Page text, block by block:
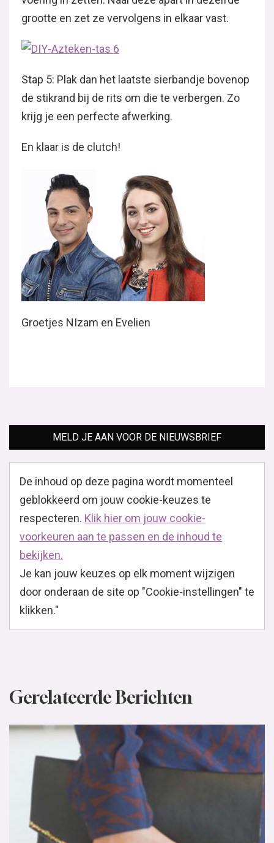
grootte en zet ze vervolgens in elkaar vast.
Stap 5: Plak dan het laatste sierbandje bovenop
de stikrand bij de rits om die te verbergen. Zo
krijg je een perfecte afwerking.
En klaar is de clutch!
Groetjes NIzam en Evelien
MELD JE AAN VOOR DE NIEUWSBRIEF
De inhoud op deze pagina wordt momenteel
geblokkeerd om jouw cookie-keuzes te
respecteren. Klik hier om jouw cookie-
voorkeuren aan te passen en de inhoud te
bekijken.
Je kan jouw keuzes op elk moment wijzigen
door onderaan de site op "Cookie-instellingen" te
klikken."
Gerelateerde Berichten